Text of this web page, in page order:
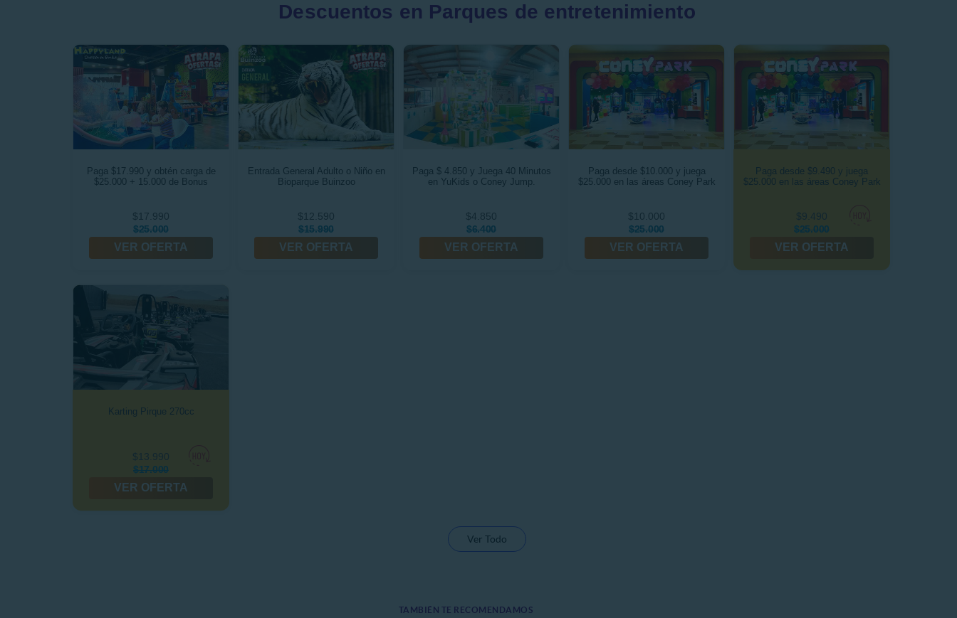
Descuentos en Parques de entretenimiento
Paga $17.990 y obtén carga de
$25.000 + 15.000 de Bonus
$17.990
$25.000
VER OFERTA
Entrada General Adulto o Niño en
Bioparque Buinzoo
$12.590
$15.990
VER OFERTA
Paga $ 4.850 y Juega 40 Minutos
en YuKids o Coney Jump.
$4.850
$6.400
VER OFERTA
Paga desde $10.000 y juega
$25.000 en las áreas Coney Park
$10.000
$25.000
VER OFERTA
Paga desde $9.490 y juega
$25.000 en las áreas Coney Park
$9.490
$25.000
VER OFERTA
Karting Pirque 270cc
$13.990
$17.000
VER OFERTA
Ver Todo
TAMBIÉN TE RECOMENDAMOS